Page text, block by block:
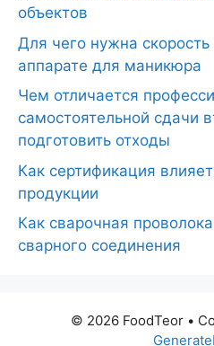
объектов
Для чего нужна
аппарате для маникюра
Чем отличается
самостоятельной сдачи
подготовить отходы
Как сертификация
продукции
Как сварочная
сварного соединения
© 2026 FoodTeor•